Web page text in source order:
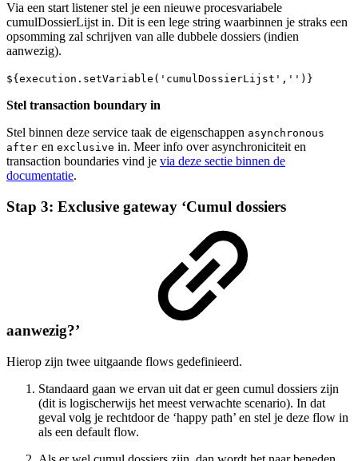
Via een start listener stel je een nieuwe procesvariabele
cumulDossierLijst in. Dit is een lege string waarbinnen je straks een
opsomming zal schrijven van alle dubbele dossiers (indien
aanwezig).
${execution.setVariable('cumulDossierLijst','')}
Stel transaction boundary in
Stel binnen deze service taak de eigenschappen asynchronous
after en exclusive in. Meer info over asynchroniciteit en
transaction boundaries vind je via deze sectie binnen de
documentatie.
Stap 3: Exclusive gateway ‘Cumul dossiers
aanwezig?’
Hierop zijn twee uitgaande flows gedefinieerd.
Standaard gaan we ervan uit dat er geen cumul dossiers zijn
(dit is logischerwijs het meest verwachte scenario). In dat
geval volg je rechtdoor de ‘happy path’ en stel je deze flow in
als een default flow.